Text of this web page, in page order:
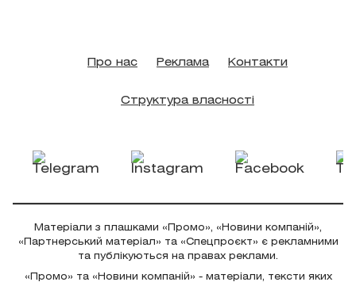
Про нас Реклама Контакти
Структура власності
Матеріали з плашками «Промо», «Новини компаній»,
«Партнерський матеріал» та «Спецпроєкт» є рекламними
та публікуються на правах реклами.
«Промо» та «Новини компаній» - матеріали, тексти яких